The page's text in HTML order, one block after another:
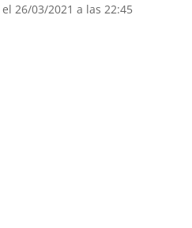
el 26/03/2021 a las 22:45